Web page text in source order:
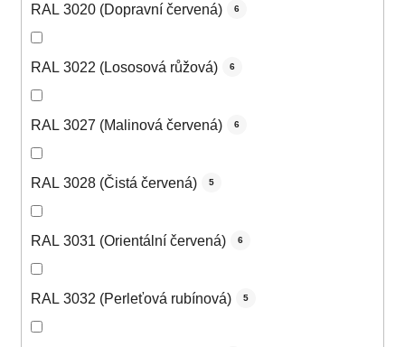
RAL 3020 (Dopravní červená) 6
RAL 3022 (Lososová růžová) 6
RAL 3027 (Malinová červená) 6
RAL 3028 (Čistá červená) 5
RAL 3031 (Orientální červená) 6
RAL 3032 (Perleťová rubínová) 5